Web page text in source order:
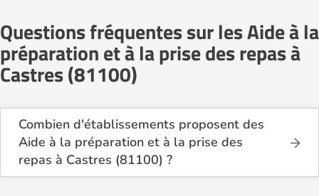
Questions fréquentes sur les Aide à la
préparation et à la prise des repas à
Castres (81100)
Combien d'établissements proposent des
Aide à la préparation et à la prise des
repas à Castres (81100) ?
Sur le site Logement-seniors.com, on recense